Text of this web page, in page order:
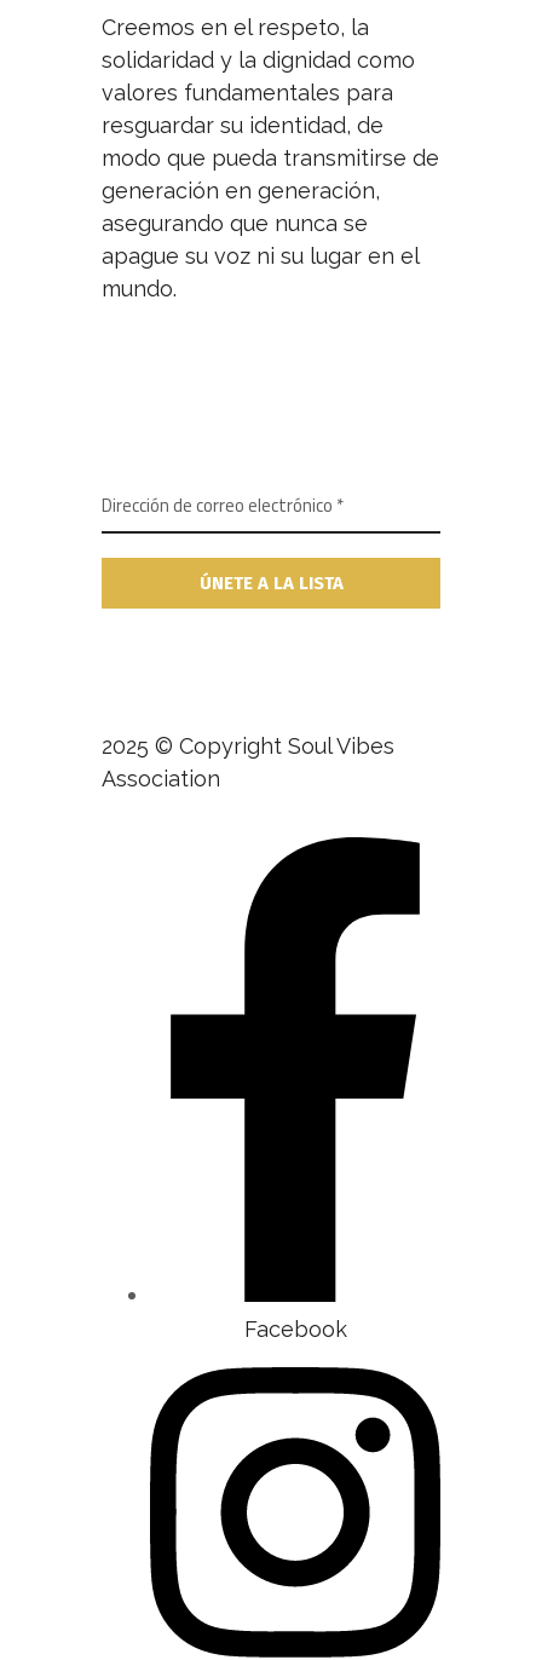
Creemos en el respeto, la
solidaridad y la dignidad como
valores fundamentales para
resguardar su identidad, de
modo que pueda transmitirse de
generación en generación,
asegurando que nunca se
apague su voz ni su lugar en el
mundo.
2025 © Copyright Soul Vibes
Association
Facebook